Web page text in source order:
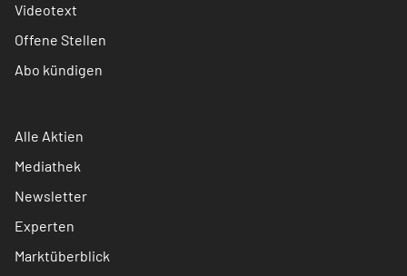
Videotext
Offene Stellen
Abo kündigen
Alle Aktien
Mediathek
Newsletter
Experten
Marktüberblick